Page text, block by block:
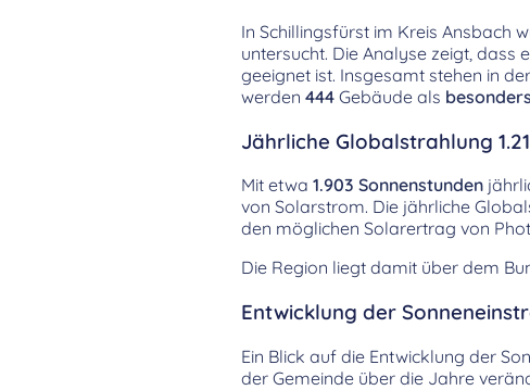
In Schillingsfürst im Kreis Ansbach
untersucht. Die Analyse zeigt,
geeignet ist. Insgesamt stehen in
werden 444 Gebäude als
Jährliche Globalstrahlung
Mit etwa 1.903 Sonnenstunden
von Solarstrom. Die jährliche
den möglichen Solarertrag von
Die Region liegt damit über dem
Entwicklung der
Ein Blick auf die Entwicklung der
der Gemeinde über die Jahre